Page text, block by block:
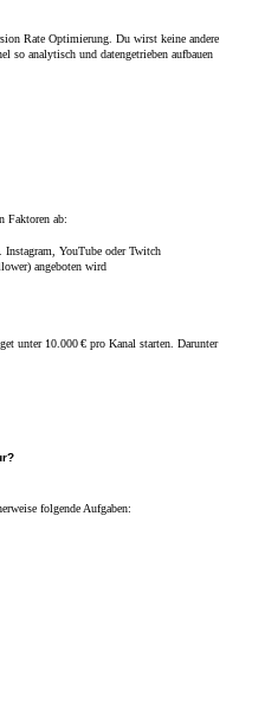
Rate Optimierung. Du wirst keine andere
so analytisch und datengetrieben aufbauen
Faktoren ab:
YouTube oder Twitch
angeboten wird
unter 10.000 € pro Kanal starten. Darunter
folgende Aufgaben: